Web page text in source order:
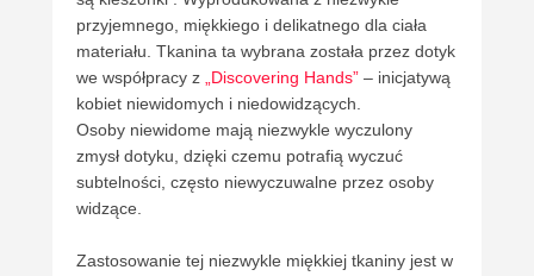
przyjemnego, miękkiego i delikatnego dla ciała
materiału. Tkanina ta wybrana została przez dotyk
we współpracy z „Discovering Hands” – inicjatywą
kobiet niewidomych i niedowidzących.
Osoby niewidome mają niezwykle wyczulony
zmysł dotyku, dzięki czemu potrafią wyczuć
subtelności, często niewyczuwalne przez osoby
widzące.
Zastosowanie tej niezwykle miękkiej tkaniny jest w